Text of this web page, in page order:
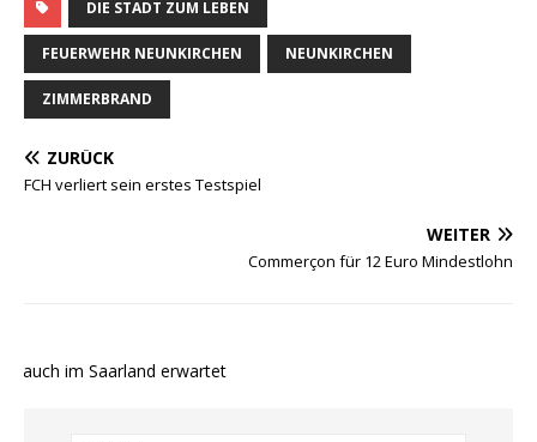
DIE STADT ZUM LEBEN
FEUERWEHR NEUNKIRCHEN NEUNKIRCHEN
ZIMMERBRAND
ZURÜCK
FCH verliert sein erstes Testspiel
WEITER
Commerçon für 12 Euro Mindestlohn
auch im Saarland erwartet